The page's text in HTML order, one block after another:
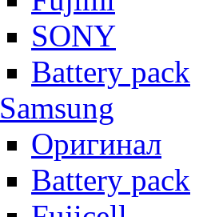
SONY
Battery pack
Samsung
Оригинал
Battery pack